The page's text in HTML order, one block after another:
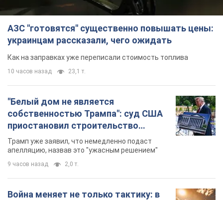
АЗС "готовятся" существенно повышать цены:
украинцам рассказали, чего ожидать
Как на заправках уже переписали стоимость топлива
10 часов назад 23,1 т.
"Белый дом не является
собственностью Трампа": суд США
приостановил строительство
бального зала стоимостью 400 млн
долларов
Трамп уже заявил, что немедленно подаст
апелляцию, назвав это "ужасным решением"
9 часов назад 2,0 т.
Война меняет не только тактику: в